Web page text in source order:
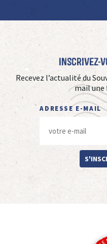
Inscrivez-
Recevez l’actualité du
mail une
ADRESSE E-MAIL